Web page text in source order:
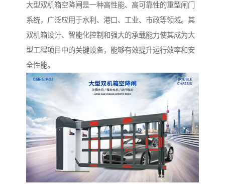
大型双机箱空降闸是一种高性能、高可靠性的重型闸门
系统，广泛应用于水利、港口、工业、市政等领域。其
双机箱设计、智能化控制和强大的承载能力使其成为大
型工程项目中的关键设备，能够有效提升运行效率和安
全性能。